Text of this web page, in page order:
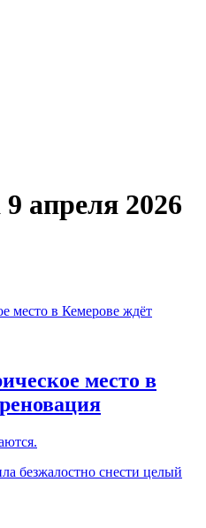
9 апреля 2026
место в